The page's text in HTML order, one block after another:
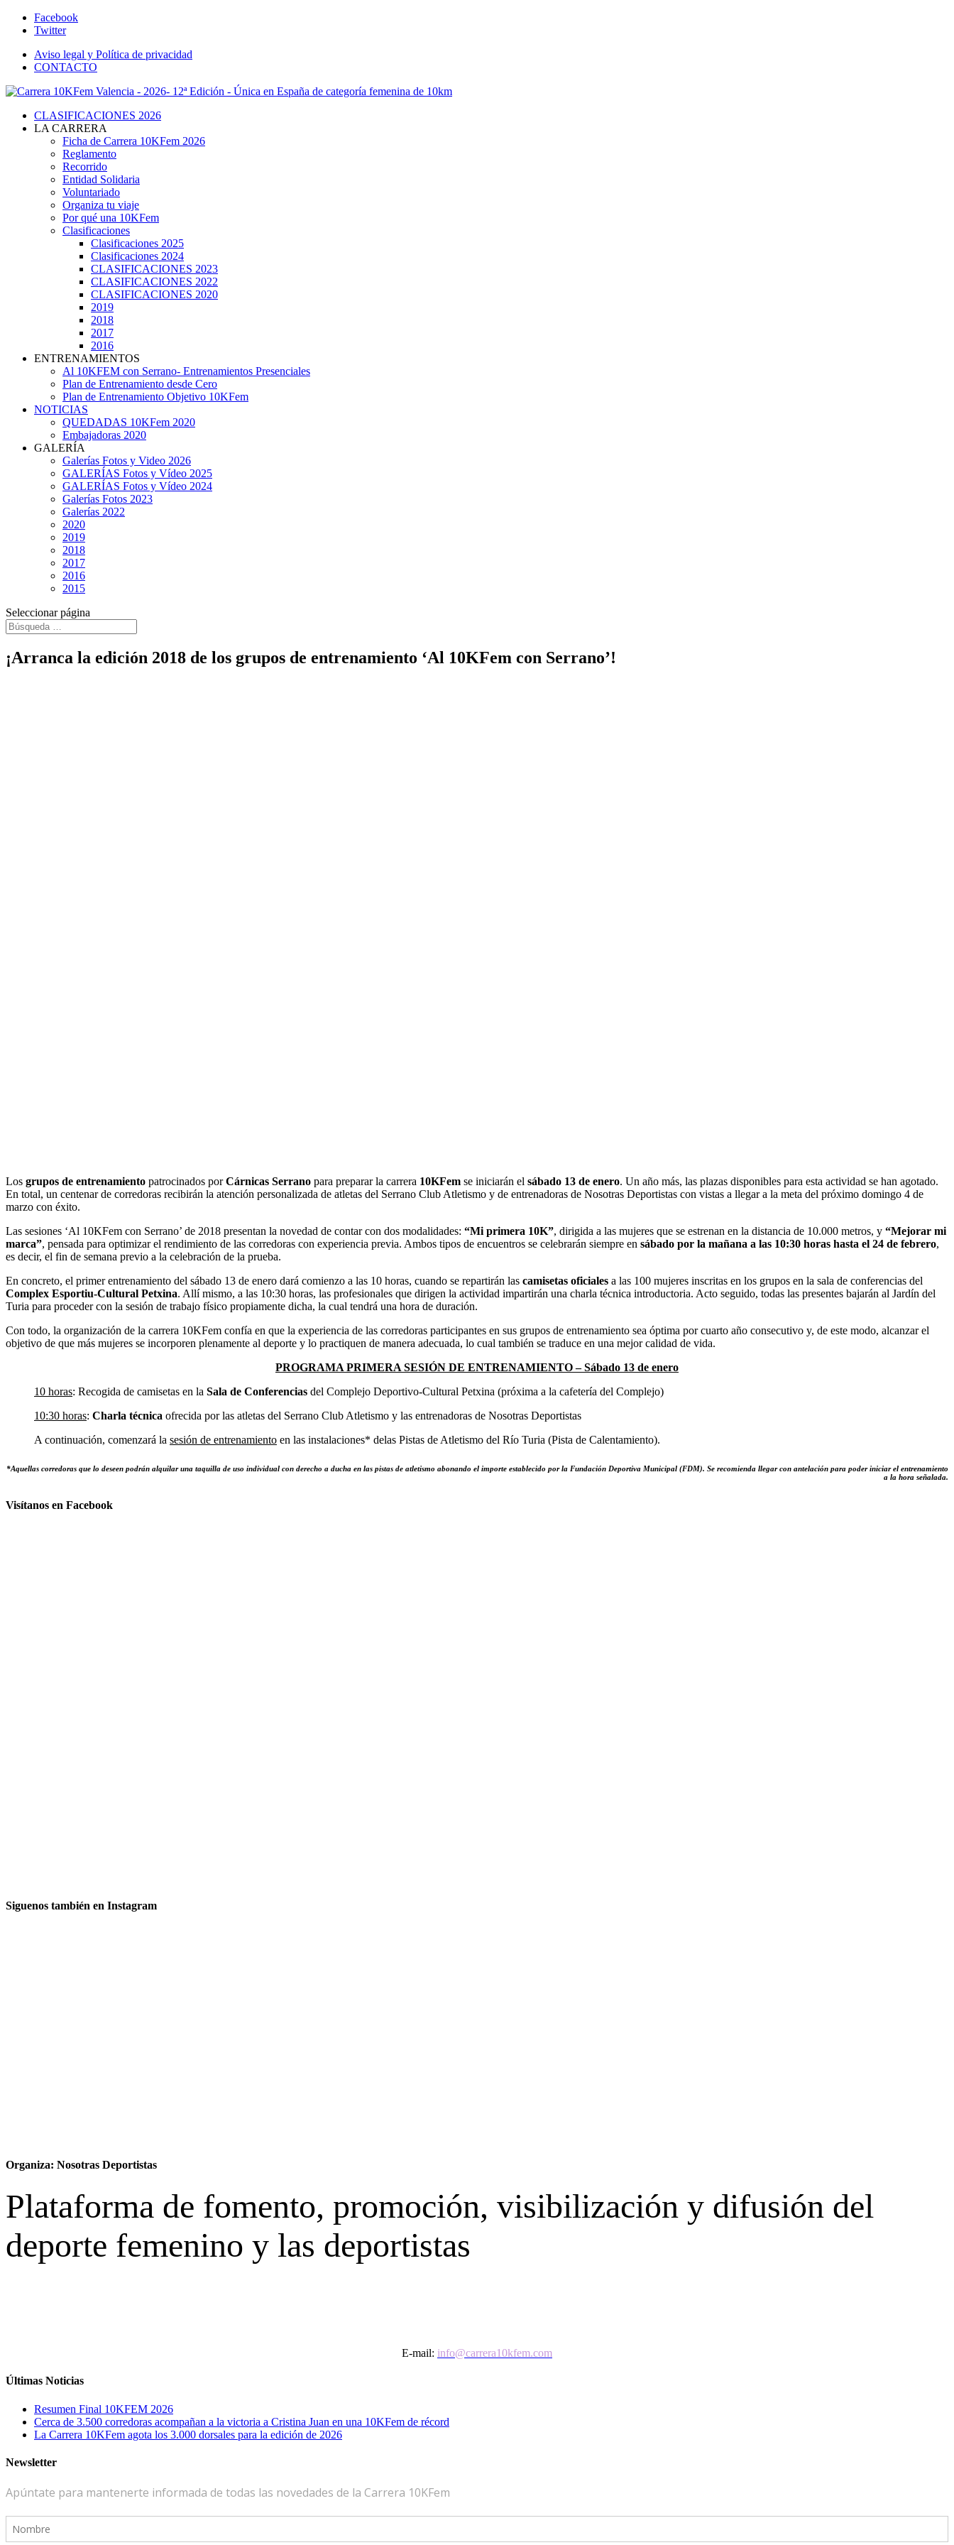
Facebook
Twitter
Aviso legal y Política de privacidad
CONTACTO
CLASIFICACIONES 2026
LA CARRERA
Ficha de Carrera 10KFem 2026
Reglamento
Recorrido
Entidad Solidaria
Voluntariado
Organiza tu viaje
Por qué una 10KFem
Clasificaciones
Clasificaciones 2025
Clasificaciones 2024
CLASIFICACIONES 2023
CLASIFICACIONES 2022
CLASIFICACIONES 2020
2019
2018
2017
2016
ENTRENAMIENTOS
Al 10KFEM con Serrano- Entrenamientos Presenciales
Plan de Entrenamiento desde Cero
Plan de Entrenamiento Objetivo 10KFem
NOTICIAS
QUEDADAS 10KFem 2020
Embajadoras 2020
GALERÍA
Galerías Fotos y Video 2026
GALERÍAS Fotos y Vídeo 2025
GALERÍAS Fotos y Vídeo 2024
Galerías Fotos 2023
Galerías 2022
2020
2019
2018
2017
2016
2015
Seleccionar página
¡Arranca la edición 2018 de los grupos de entrenamiento ‘Al 10KFem con Serrano’!
Los grupos de entrenamiento patrocinados porCárnicas Serrano para preparar la carrera 10KFem se iniciarán el sábado 13 de enero. Un año más, las plazas disponibles para esta actividad se han agotado.
En total, un centenar de corredoras recibirán la atención personalizada de atletas del Serrano Club Atletismo y de entrenadoras de Nosotras Deportistas con vistas a llegar a la meta del próximo domingo 4 de
marzo con éxito.
Las sesiones ‘Al 10KFem con Serrano’ de 2018 presentan la novedad de contar con dos modalidades: “Mi primera 10K”, dirigida a las mujeres que se estrenan en la distancia de 10.000 metros, y “Mejorar mi
marca”, pensada para optimizar el rendimiento de las corredoras con experiencia previa. Ambos tipos de encuentros se celebrarán siempre en sábado por la mañana a las 10:30 horas hasta el 24 de febrero,
es decir, el fin de semana previo a la celebración de la prueba.
En concreto, el primer entrenamiento del sábado 13 de enero dará comienzo a las 10 horas, cuando se repartirán las camisetas oficiales a las 100 mujeres inscritas en los grupos en la sala de conferencias del
Complex Esportiu-Cultural Petxina. Allí mismo, a las 10:30 horas, las profesionales que dirigen la actividad impartirán una charla técnica introductoria. Acto seguido, todas las presentes bajarán al Jardín del
Turia para proceder con la sesión de trabajo físico propiamente dicha, la cual tendrá una hora de duración.
Con todo, la organización de la carrera 10KFem confía en que la experiencia de las corredoras participantes en sus grupos de entrenamiento sea óptima por cuarto año consecutivo y, de este modo, alcanzar el
objetivo de que más mujeres se incorporen plenamente al deporte y lo practiquen de manera adecuada, lo cual también se traduce en una mejor calidad de vida.
PROGRAMA PRIMERA SESIÓN DE ENTRENAMIENTO – Sábado 13 de enero
10 horas: Recogida de camisetas en la Sala de Conferencias del Complejo Deportivo-Cultural Petxina (próxima a la cafetería del Complejo)
10:30 horas: Charla técnica ofrecida por las atletas del Serrano Club Atletismo y las entrenadoras de Nosotras Deportistas
A continuación, comenzará la sesión de entrenamiento en las instalaciones* delas Pistas de Atletismo del Río Turia (Pista de Calentamiento).
*Aquellas corredoras que lo deseen podrán alquilar una taquilla de uso individual con derecho a ducha en las pistas de atletismo abonando el importe establecido por la Fundación Deportiva Municipal (FDM). Se recomienda llegar con antelación para poder iniciar el entrenamiento
a la hora señalada.
Visítanos en Facebook
Siguenos también en Instagram
Organiza: Nosotras Deportistas
Plataforma de fomento, promoción, visibilización y difusión del
deporte femenino y las deportistas
E-mail: info@carrera10kfem.com
Últimas Noticias
Resumen Final 10KFEM 2026
Cerca de 3.500 corredoras acompañan a la victoria a Cristina Juan en una 10KFem de récord
La Carrera 10KFem agota los 3.000 dorsales para la edición de 2026
Newsletter